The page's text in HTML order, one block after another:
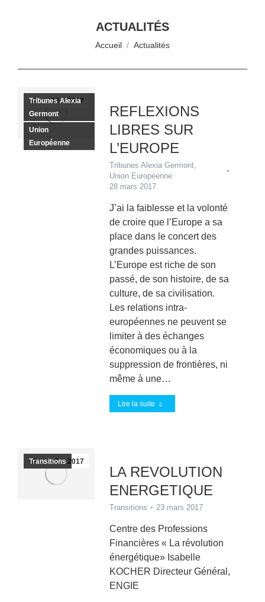
ACTUALITÉS
Vous êtes ici :
Accueil Actualités
Mar 28 2017
Tribunes Alexia
Germont
Union
Européenne
REFLEXIONS
LIBRES SUR
L’EUROPE
Tribunes Alexia Germont,
Union Européenne
28 mars 2017
J’ai la faiblesse et la volonté
de croire que l’Europe a sa
place dans le concert des
grandes puissances.
L’Europe est riche de son
passé, de son histoire, de sa
culture, de sa civilisation.
Les relations intra-
européennes ne peuvent se
limiter à des échanges
économiques ou à la
suppression de frontières, ni
même à une…
Lire la suite
Mar 23 2017
Transitions
LA REVOLUTION
ENERGETIQUE
Transitions 23 mars 2017
Centre des Professions
Financières « La révolution
énergétique» Isabelle
KOCHER Directeur Général,
ENGIE